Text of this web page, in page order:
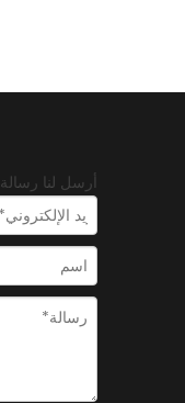
أرسل لنا رسالة